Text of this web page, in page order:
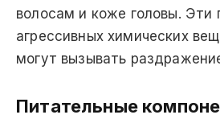
волосам и коже головы.
агрессивных химических
могут вызывать
Питательные